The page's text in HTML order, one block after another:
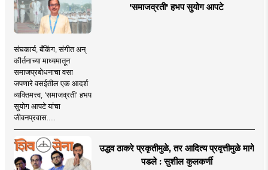
'समाजव्रती' हभप सुयोग आपटे
संघकार्य, बँकिंग, संगीत अन्
कीर्तनाच्या माध्यमातून
समाजप्रबोधनाचा वसा
जपणारे वसईतील एक आदर्श
व्यक्तिमत्त्व, 'समाजव्रती' हभप
सुयोग आपटे यांचा
जीवनप्रवास.....
उद्धव ठाकरे प्रकृतीमुळे, तर आदित्य प्रवृत्तीमुळे मागे
पडले : सुशील कुलकर्णी